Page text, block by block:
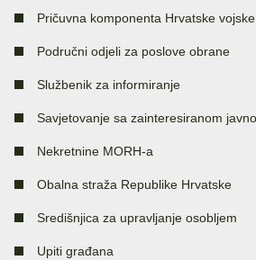
Pričuvna komponenta Hrvatske vojske
Područni odjeli za poslove obrane
Službenik za informiranje
Savjetovanje sa zainteresiranom
Nekretnine MORH-a
Obalna straža Republike Hrvatske
Središnjica za upravljanje osobljem
Upiti građana